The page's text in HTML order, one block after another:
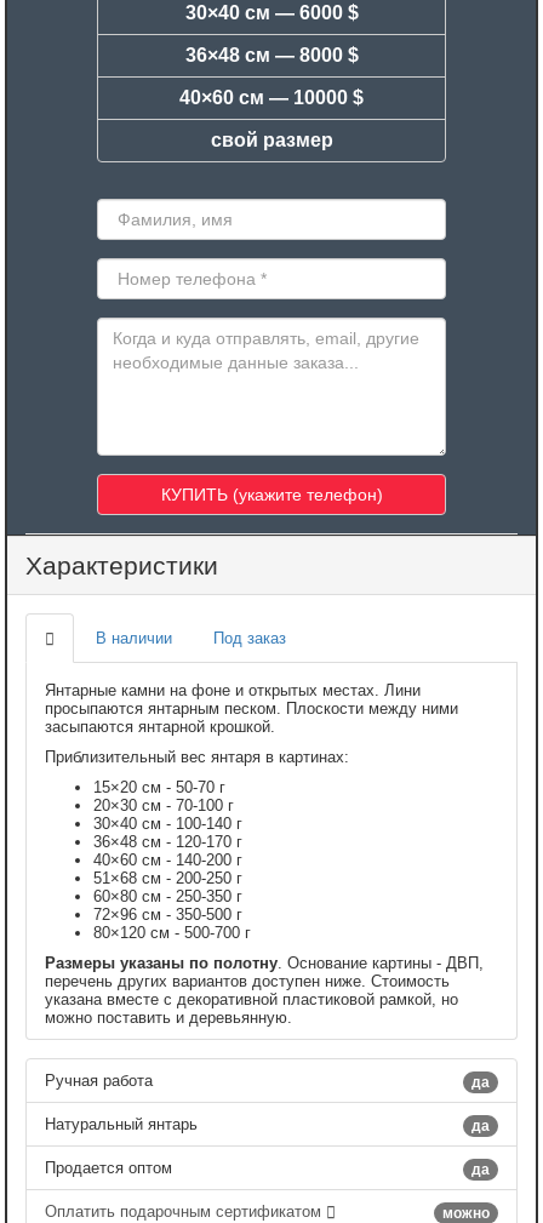
30×40 см — 6000 $
36×48 см — 8000 $
40×60 см — 10000 $
свой размер
Характеристики
В наличии Под заказ
Янтарные камни на фоне и открытых местах. Лини
просыпаются янтарным песком. Плоскости между ними
засыпаются янтарной крошкой.
Приблизительный вес янтаря в картинах:
15×20 см - 50-70 г
20×30 см - 70-100 г
30×40 см - 100-140 г
36×48 см - 120-170 г
40×60 см - 140-200 г
51×68 см - 200-250 г
60×80 см - 250-350 г
72×96 см - 350-500 г
80×120 см - 500-700 г
Размеры указаны по полотну . Основание картины - ДВП,
перечень других вариантов доступен ниже. Стоимость
указана вместе с декоративной пластиковой рамкой, но
можно поставить и деревьянную.
да
Ручная работа
да
Натуральный янтарь
да
Продается оптом
можно
Оплатить подарочным сертификатом